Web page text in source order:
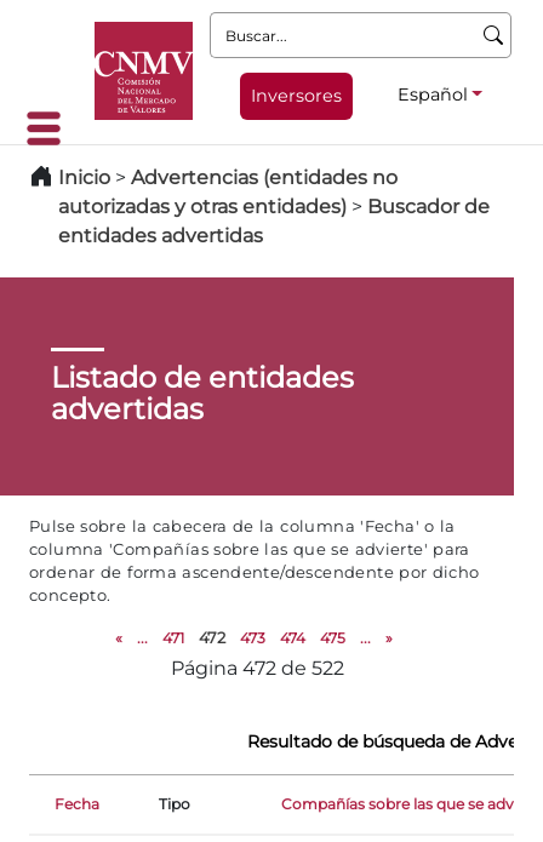
Buscar:
Inversores Español
Inicio > Advertencias (entidades no
autorizadas y otras entidades) > Buscador de
entidades advertidas
Listado de entidades
advertidas
Pulse sobre la cabecera de la columna 'Fecha' o la
columna 'Compañías sobre las que se advierte' para
ordenar de forma ascendente/descendente por dicho
concepto.
« ... 471 472 473 474 475 ... »
Página 472 de 522
Resultado de búsqueda de
Fecha Tipo Compañías sobre las que se